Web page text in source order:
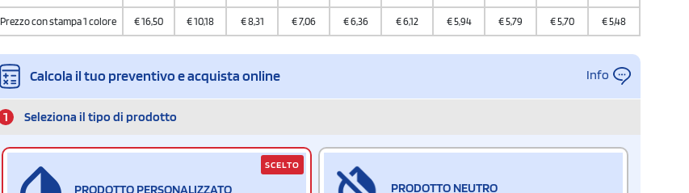
Prezzo con stampa 1 colore €16,50 €10,18 €8,31 €7,06 €6,36 €6,12 €5,94 €5,79 €5,70 €5,48
Calcola il tuo preventivo e acquista online Info
1 Seleziona il tipo di prodotto
PRODOTTO PERSONALIZZATO
SCELTO
PRODOTTO NEUTRO